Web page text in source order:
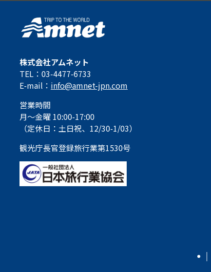
株式会社アムネット
TEL：03-4477-6733
E-mail： info@amnet-jpn.com
営業時間
月～金曜 10:00-17:00
（定休日：土日祝、12/30-1/03）
観光庁長官登録旅行業第1530号